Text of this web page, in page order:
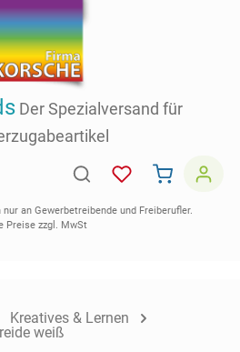
Der Spezialversand für
an Gewerbetreibende und Freiberufler.
Preise zzgl. MwSt
Kreatives & Lernen
weiß